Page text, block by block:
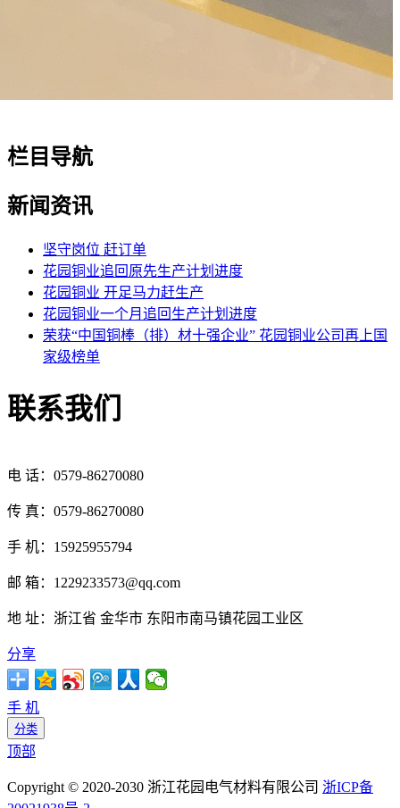
栏目导航
新闻资讯
坚守岗位 赶订单
花园铜业追回原先生产计划进度
花园铜业 开足马力赶生产
花园铜业一个月追回生产计划进度
荣获“中国铜棒（排）材十强企业” 花园铜业公司再上国
家级榜单
联系我们
电 话：0579-86270080
传 真：0579-86270080
手 机：15925955794
邮 箱：1229233573@qq.com
地 址：浙江省 金华市 东阳市南马镇花园工业区
分享
手 机
分类
顶部
Copyright © 2020-2030 浙江花园电气材料有限公司 浙ICP备